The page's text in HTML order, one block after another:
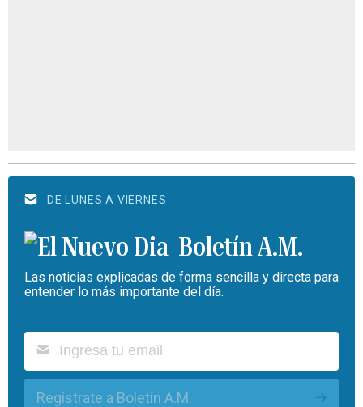
DE LUNES A VIERNES
Boletín A.M.
Las noticias explicadas de forma sencilla y directa para
entender lo más importante del día.
Regístrate a Boletín A.M.